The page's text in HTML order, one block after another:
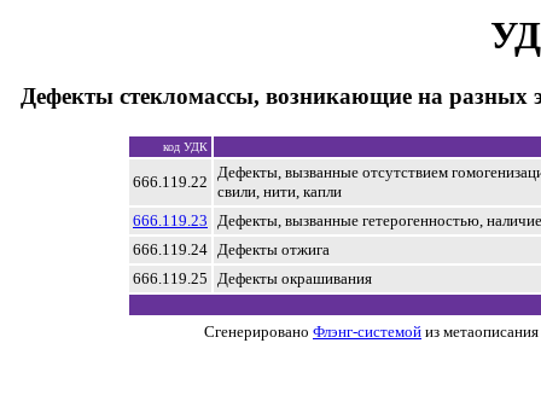
Дефекты стекломассы, возникающие на разных
код УДК
666.119.22
Дефекты, вызванные отсутствием
свили, нити, капли
666.119.23 Дефекты, вызванные гетерогенностью,
666.119.24 Дефекты отжига
666.119.25 Дефекты окрашивания
Сгенерировано Флэнг-системой из